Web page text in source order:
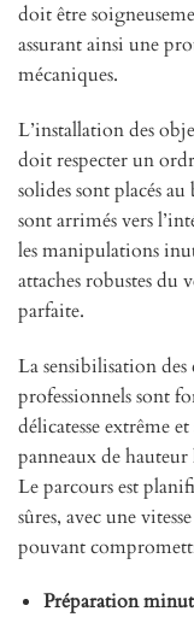
doit être
assurant ainsi une
mécaniques.
L’installation des
doit respecter un
solides sont placés
sont arrimés vers
les manipulations
attaches robustes
parfaite.
La sensibilisation des
professionnels sont
délicatesse extrême
panneaux de
Le parcours est
sûres, avec une
pouvant
Préparation